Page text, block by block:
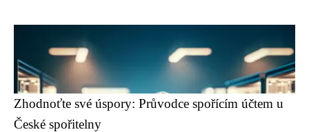
Zhodnoťte své úspory: Průvodce spořícím účtem u
České spořitelny